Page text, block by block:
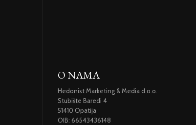
O NAMA
Hedonist Marketing & Media d.o.o.
Stubište Baredi 4
51410 Opatija
OIB: 66543436148